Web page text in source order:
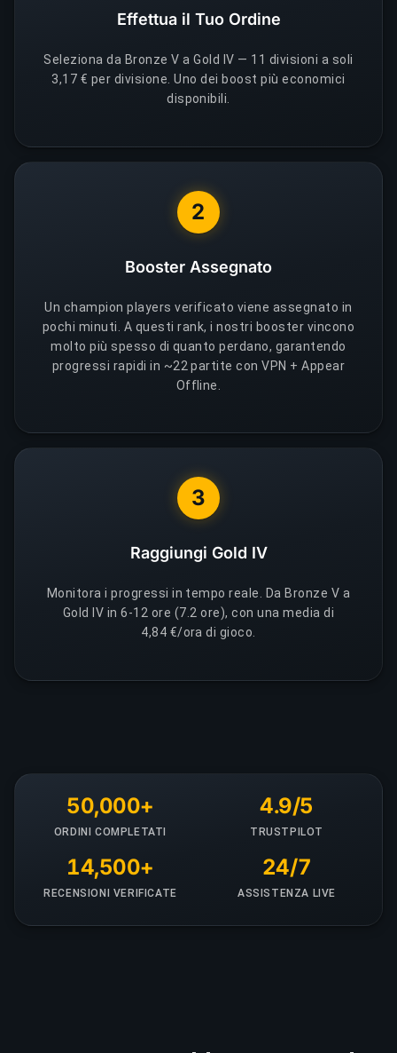
Effettua il Tuo Ordine
Seleziona da Bronze V a Gold IV — 11 divisioni a soli
3,17 € per divisione. Uno dei boost più economici
disponibili.
2
Booster Assegnato
Un champion players verificato viene assegnato in
pochi minuti. A questi rank, i nostri booster vincono
molto più spesso di quanto perdano, garantendo
progressi rapidi in ~22 partite con VPN + Appear
Offline.
3
Raggiungi Gold IV
Monitora i progressi in tempo reale. Da Bronze V a
Gold IV in 6-12 ore (7.2 ore), con una media di
4,84 €/ora di gioco.
50,000+
ORDINI COMPLETATI
4.9/5
TRUSTPILOT
14,500+
RECENSIONI VERIFICATE
24/7
ASSISTENZA LIVE